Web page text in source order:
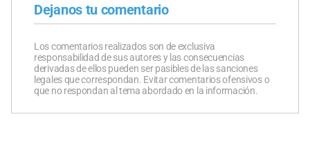
Dejanos tu comentario
Los comentarios realizados son de exclusiva
responsabilidad de sus autores y las consecuencias
derivadas de ellos pueden ser pasibles de las sanciones
legales que correspondan. Evitar comentarios ofensivos o
que no respondan al tema abordado en la información.